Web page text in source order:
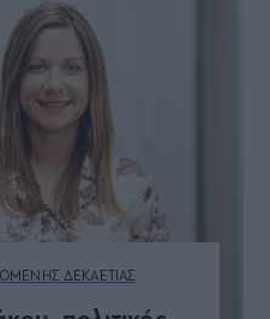
ΔΕΚΑΕΤΙΑΣ